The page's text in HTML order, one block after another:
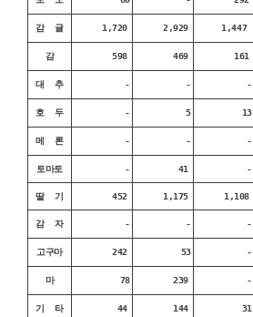
감 귤 1,720 2,929 1,447
감 598 469 161
대 추 - - -
호 두 - 5 13
메 론 - - -
토마토 - 41 -
딸 기 452 1,175 1,108
감 자 - - -
고구마 242 53 -
마 78 239 -
기 타 44 144 31